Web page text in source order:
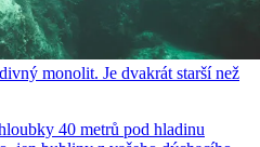
monolit. Je dvakrát starší než
40 metrů pod hladinu